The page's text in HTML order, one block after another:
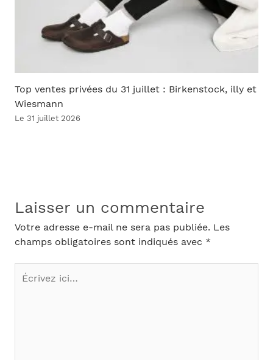
Top ventes privées du 31 juillet : Birkenstock, illy et
Wiesmann
Le 31 juillet 2026
Laisser un commentaire
Votre adresse e-mail ne sera pas publiée. Les
champs obligatoires sont indiqués avec *
Écrivez
ici…